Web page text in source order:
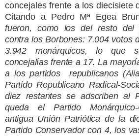
concejales frente a los diecisiete
Citando a Pedro Mª Egea
fueron, como los del resto del
contra los Borbones: 7.004 votos
3.942 monárquicos, lo que
concejalías frente a 17. La
a los partidos
republicanos
Partido Republicano Radical-
diez restantes se adscriben al
queda el Partido Monárquico-
antigua Unión Patriótica de la
Partido Conservador con 4, los